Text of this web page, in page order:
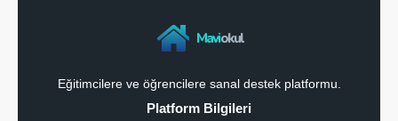
Maviokul
Eğitimcilere ve öğrencilere sanal destek platformu.
Platform Bilgileri